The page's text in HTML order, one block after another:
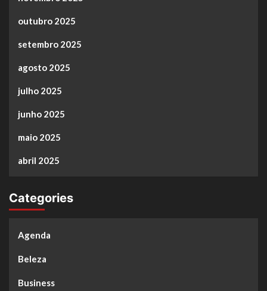
outubro 2025
setembro 2025
agosto 2025
julho 2025
junho 2025
maio 2025
abril 2025
Categories
Agenda
Beleza
Business